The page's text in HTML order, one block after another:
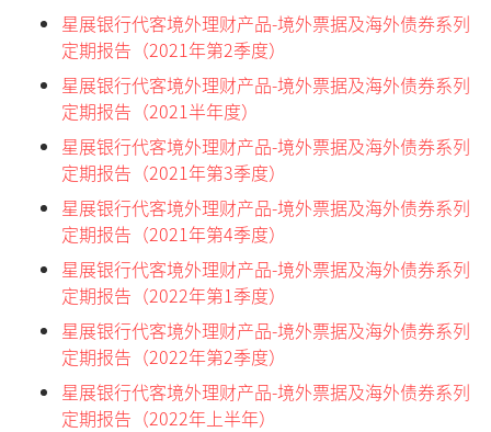
星展银行代客境外理财产品-境外票据及海外债券系列
定期报告（2021年第2季度）
星展银行代客境外理财产品-境外票据及海外债券系列
定期报告（2021半年度）
星展银行代客境外理财产品-境外票据及海外债券系列
定期报告（2021年第3季度）
星展银行代客境外理财产品-境外票据及海外债券系列
定期报告（2021年第4季度）
星展银行代客境外理财产品-境外票据及海外债券系列
定期报告（2022年第1季度）
星展银行代客境外理财产品-境外票据及海外债券系列
定期报告（2022年第2季度）
星展银行代客境外理财产品-境外票据及海外债券系列
定期报告（2022年上半年）